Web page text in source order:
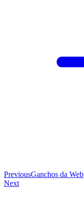
PreviousGanchos da Web
Next